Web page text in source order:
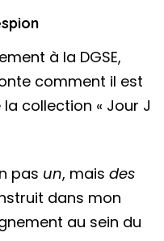
à la DGSE,
comment il est
collection « Jour J
pas un, mais des
dans mon
au sein du